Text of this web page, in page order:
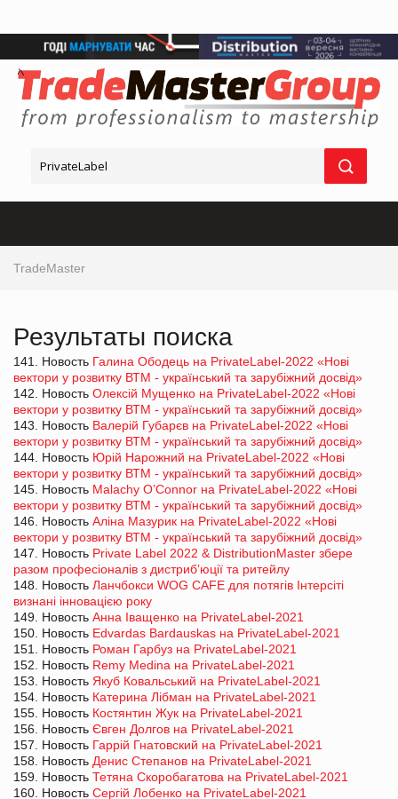
TradeMaster
Результаты поиска
141. Новость Галина Ободець на PrivateLabel-2022 «Нові
вектори у розвитку ВТМ - український та зарубіжний досвід»
142. Новость Олексій Мущенко на PrivateLabel-2022 «Нові
вектори у розвитку ВТМ - український та зарубіжний досвід»
143. Новость Валерій Губарєв на PrivateLabel-2022 «Нові
вектори у розвитку ВТМ - український та зарубіжний досвід»
144. Новость Юрій Нарожний на PrivateLabel-2022 «Нові
вектори у розвитку ВТМ - український та зарубіжний досвід»
145. Новость Malachy O’Connor на PrivateLabel-2022 «Нові
вектори у розвитку ВТМ - український та зарубіжний досвід»
146. Новость Аліна Мазурик на PrivateLabel-2022 «Нові
вектори у розвитку ВТМ - український та зарубіжний досвід»
147. Новость Private Label 2022 & DistributionMaster збере
разом професіоналів з дистриб’юції та ритейлу
148. Новость Ланчбокси WOG CAFE для потягів Інтерсіті
визнані інновацією року
149. Новость Анна Іващенко на PrivateLabel-2021
150. Новость Edvardas Bardauskas на PrivateLabel-2021
151. Новость Роман Гарбуз на PrivateLabel-2021
152. Новость Remy Medina на PrivateLabel-2021
153. Новость Якуб Ковальський на PrivateLabel-2021
154. Новость Катерина Лібман на PrivateLabel-2021
155. Новость Костянтин Жук на PrivateLabel-2021
156. Новость Євген Долгов на PrivateLabel-2021
157. Новость Гаррій Гнатовский на PrivateLabel-2021
158. Новость Денис Степанов на PrivateLabel-2021
159. Новость Тетяна Скоробагатова на PrivateLabel-2021
160. Новость Сергій Лобенко на PrivateLabel-2021